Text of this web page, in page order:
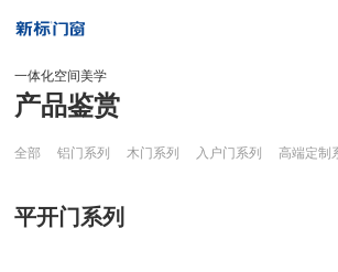
一体化空间美学
产品鉴赏
全部 铝门系列 木门系列 入户门系列 高端定制
平开门系列